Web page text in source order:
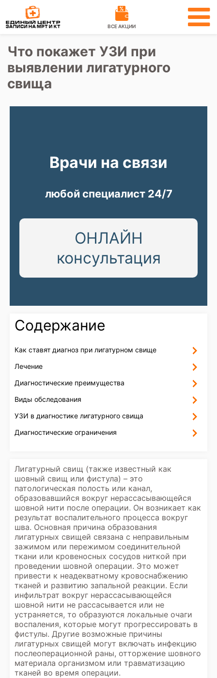
ВСЕ АКЦИИ
Что покажет УЗИ при
выявлении лигатурного
свища
ОНЛАЙН
консультация
любой специалист 24/7
Врачи на связи
Содержание
Как ставят диагноз при лигатурном свище
Лечение
Диагностические преимущества
Виды обследования
УЗИ в диагностике лигатурного свища
Диагностические ограничения
Лигатурный свищ (также известный как
шовный свищ или фистула) – это
патологическая полость или канал,
образовавшийся вокруг нерассасывающейся
шовной нити после операции. Он возникает как
результат воспалительного процесса вокруг
шва. Основная причина образования
лигатурных свищей связана с неправильным
зажимом или пережимом соединительной
ткани или кровеносных сосудов ниткой при
проведении шовной операции. Это может
привести к неадекватному кровоснабжению
тканей и развитию запальной реакции. Если
инфильтрат вокруг нерассасывающейся
шовной нити не рассасывается или не
устраняется, то образуются локальные очаги
воспаления, которые могут прогрессировать в
фистулы. Другие возможные причины
лигатурных свищей могут включать инфекцию
послеоперационной раны, отторжение шовного
материала организмом или травматизацию
тканей во время операции.